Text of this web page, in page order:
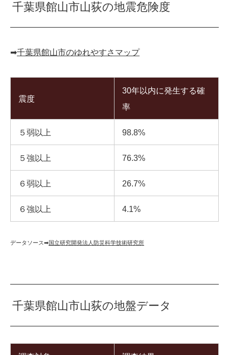
千葉県館山市山荻の地震危険度
➡︎千葉県館山市のゆれやすさマップ
震度
30年以内に発生する確
率
５弱以上 98.8%
５強以上 76.3%
６弱以上 26.7%
６強以上 4.1%
データソース➡︎国立研究開発法人防災科学技術研究所
千葉県館山市山荻の地盤データ